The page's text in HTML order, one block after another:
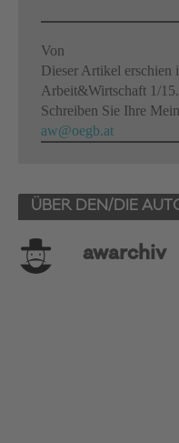
Von
Dieser Artikel erschien
Arbeit&Wirtschaft 1/15.
Schreiben Sie Ihre
aw@oegb.at
ÜBER DEN/DIE
awarchiv